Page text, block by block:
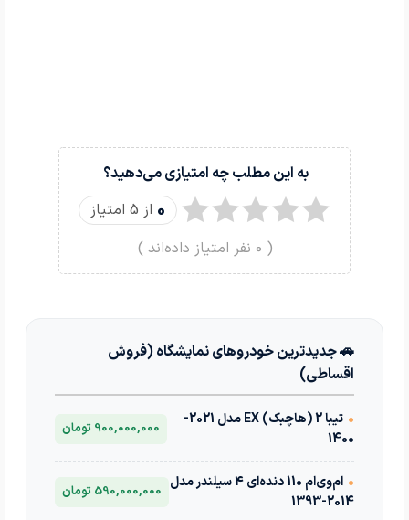
به این مطلب چه امتیازی می‌دهید؟
0 از 5 امتیاز
(
0 نفر امتیاز داده‌اند )
🚗 جدیدترین خودروهای نمایشگاه (فروش
اقساطی)
•
تیبا 2 (هاچبک) EX مدل 2021-
1400
900,000,000 تومان
•
ام‌وی‌ام 110 دنده‌ای ۴ سیلندر مدل
2014-1393
590,000,000 تومان